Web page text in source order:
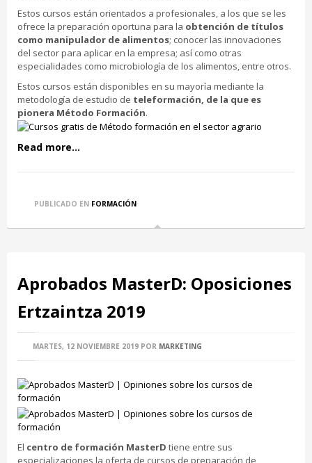
Estos cursos están orientados a profesionales, a los que se les
ofrece la preparación oportuna para la obtención de títulos
como manipulador de alimentos; conocer las innovaciones
del sector para aplicar en la empresa; así como otras
especialidades como microbiología de los alimentos, entre otros.
Estos cursos están disponibles en su mayoría mediante la
metodología de estudio de teleformación, de la que es
pionera Método Formación.
Read more...
PUBLICADO EN FORMACIÓN
Aprobados MasterD: Oposiciones
Ertzaintza 2019
MARTES, 12 NOVIEMBRE 2019 POR MARKETING
El centro de formación MasterD tiene entre sus
especializaciones la oferta de cursos de preparación de